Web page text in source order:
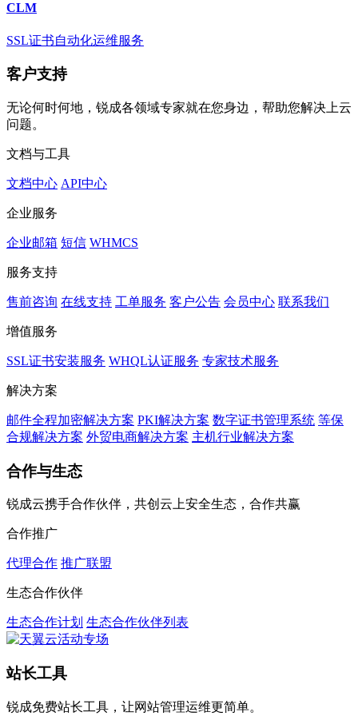
CLM
SSL证书自动化运维服务
客户支持
无论何时何地，锐成各领域专家就在您身边，帮助您解决上云
问题。
文档与工具
文档中心 API中心
企业服务
企业邮箱 短信 WHMCS
服务支持
售前咨询 在线支持 工单服务 客户公告 会员中心 联系我们
增值服务
SSL证书安装服务 WHQL认证服务 专家技术服务
解决方案
邮件全程加密解决方案 PKI解决方案 数字证书管理系统 等保
合规解决方案 外贸电商解决方案 主机行业解决方案
合作与生态
锐成云携手合作伙伴，共创云上安全生态，合作共赢
合作推广
代理合作 推广联盟
生态合作伙伴
生态合作计划 生态合作伙伴列表
站长工具
锐成免费站长工具，让网站管理运维更简单。